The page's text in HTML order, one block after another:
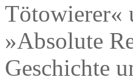
Tötowierer«
»Absolute
Geschichte